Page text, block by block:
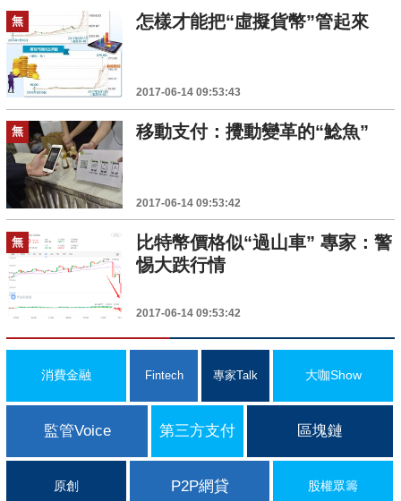
無 怎樣才能把“虛擬貨幣”管起來
2017-06-14 09:53:43
無 移動支付：攪動變革的“鯰魚”
2017-06-14 09:53:42
無
比特幣價格似“過山車” 專家：警
惕大跌行情
2017-06-14 09:53:42
消費金融 Fintech 專家Talk 大咖Show
監管Voice 第三方支付 區塊鏈
原創 P2P網貸 股權眾籌